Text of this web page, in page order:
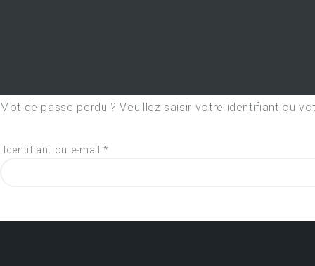
Mot de passe perdu ? Veuillez saisir votre identifiant ou
Identifiant ou e-mail*